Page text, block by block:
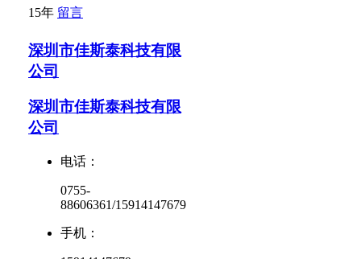
15年 留言
深圳市佳斯泰科技有限
公司
深圳市佳斯泰科技有限
公司
电话：
0755-
88606361/15914147679
手机：